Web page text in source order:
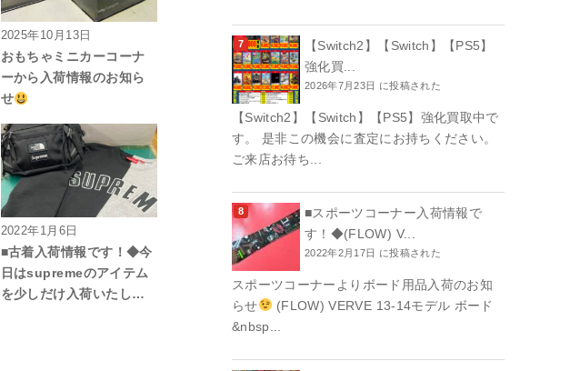
2025年10月13日
おもちゃミニカーコーナ
ーから入荷情報のお知ら
せ
2022年1月6日
■古着入荷情報です！◆今
日はsupremeのアイテム
を少しだけ入荷いたし…
【Switch2】【Switch】【PS5】
強化買...
2026年7月23日 に投稿された
【Switch2】【Switch】【PS5】強化買取中で
す。 是非この機会に査定にお持ちください。
ご来店お待ち...
■スポーツコーナー入荷情報で
す！◆(FLOW) V...
2022年2月17日 に投稿された
スポーツコーナーよりボード用品入荷のお知
らせ
(FLOW) VERVE 13-14モデル ボード
&nbsp...